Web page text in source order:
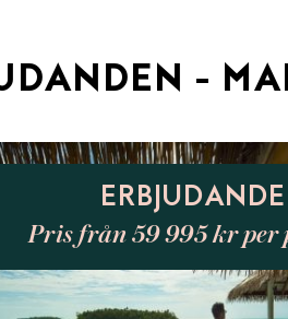
-
ERBJUDANDE
Pris från 59 995 kr per